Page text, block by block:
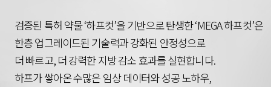
검증된 특허 약물 ‘하프컷’을 기반으로 탄생한 ‘MEGA 하프컷’은
한층 업그레이드된 기술력과 강화된 안정성으로
더 빠르고, 더 강력한 지방 감소 효과를 실현합니다.
하프가 쌓아온 수많은 임상 데이터와 성공 노하우,